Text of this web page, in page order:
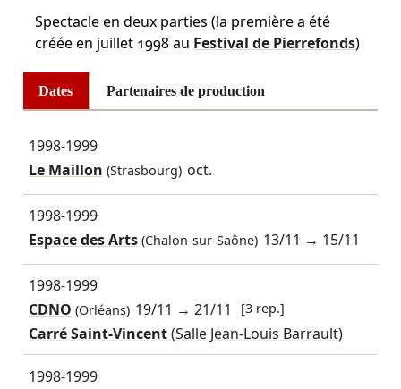
Spectacle en deux parties (la première a été
créée en juillet 1998 au Festival de Pierrefonds)
Dates Partenaires de production
1998-1999
Le Maillon (Strasbourg) oct.
1998-1999
Espace des Arts(Chalon-sur-Saône) 13/11 → 15/11
1998-1999
CDNO (Orléans) 19/11 →21/11 [3 rep.]
Carré Saint-Vincent(Salle Jean-Louis Barrault)
1998-1999